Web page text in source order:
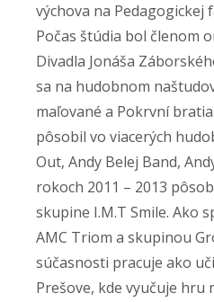
výchova na Pedagogickej
Počas štúdia bol členom
Divadla Jonáša
sa na hudobnom
maľované a Pokrvní
pôsobil vo viacerých
Out, Andy Belej Band,
rokoch 2011 – 2013
skupine I.M.T Smile. Ako
AMC Triom a skupinou
súčasnosti pracuje ako
Prešove, kde vyučuje hru